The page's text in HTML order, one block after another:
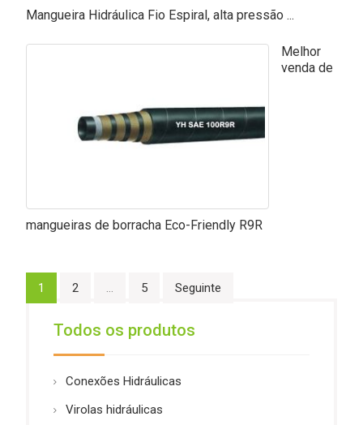
Mangueira Hidráulica Fio Espiral, alta pressão ...
Melhor
venda de
mangueiras de borracha Eco-Friendly R9R
Navegação
artigos
1 2 … 5 Seguinte
Todos os produtos
Conexões Hidráulicas
Virolas hidráulicas